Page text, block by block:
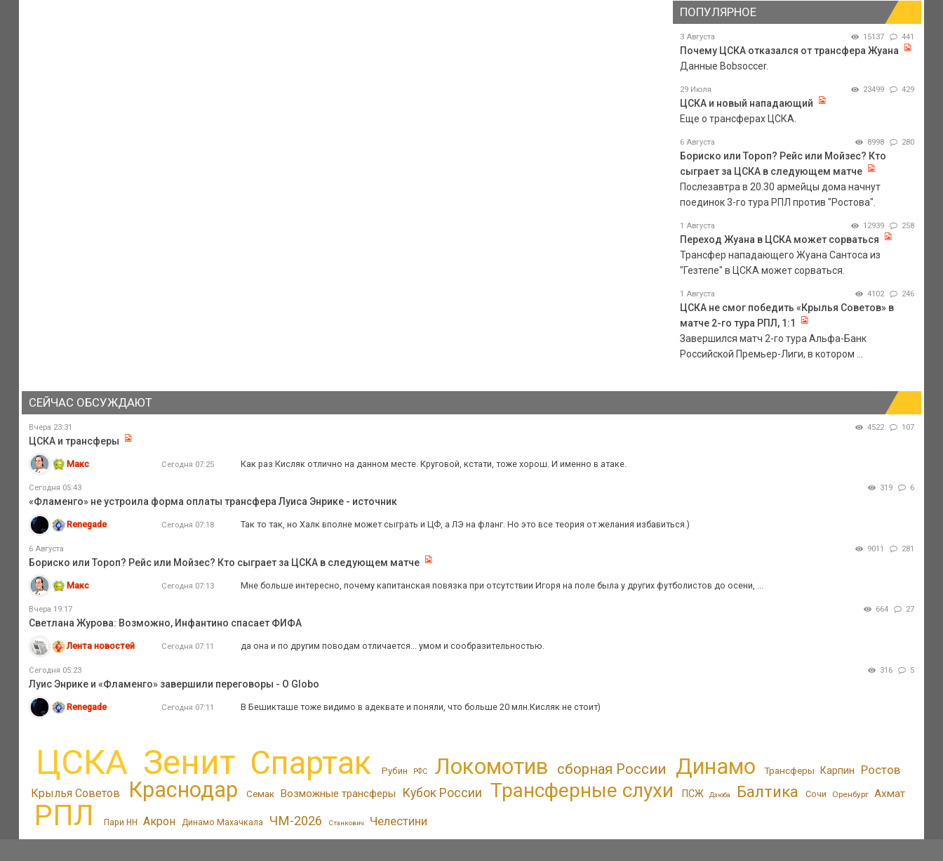
ПОПУЛЯРНОЕ
3 Августа 15137 441
Почему ЦСКА отказался от трансфера Жуана
Данные Bobsoccer.
29 Июля 23499 429
ЦСКА и новый нападающий
Еще о трансферах ЦСКА.
6 Августа 8998 280
Бориско или Тороп? Рейс или Мойзес? Кто
сыграет за ЦСКА в следующем матче
Послезавтра в 20.30 армейцы дома начнут
поединок 3-го тура РПЛ против "Ростова".
1 Августа 12939 258
Переход Жуана в ЦСКА может сорваться
Трансфер нападающего Жуана Сантоса из
"Гезтепе" в ЦСКА может сорваться.
1 Августа 4102 246
ЦСКА не смог победить «Крылья Советов» в
матче 2-го тура РПЛ, 1:1
Завершился матч 2-го тура Альфа-Банк
Российской Премьер-Лиги, в котором ...
СЕЙЧАС ОБСУЖДАЮТ
Вчера 23:31 4522 107
ЦСКА и трансферы
Макс Сегодня 07:25 Как раз Кисляк отлично на данном месте. Круговой, кстати, тоже хорош. И именно в атаке.
Сегодня 05:43 319 6
«Фламенго» не устроила форма оплаты трансфера Луиса Энрике - источник
Renegade Сегодня 07:18 Так то так, но Халк вполне может сыграть и ЦФ, а ЛЭ на фланг. Но это все теория от желания избавиться.)
6 Августа 9011 281
Бориско или Тороп? Рейс или Мойзес? Кто сыграет за ЦСКА в следующем матче
Макс Сегодня 07:13 Мне больше интересно, почему капитанская повязка при отсутствии Игоря на поле была у других футболистов до осени, ...
Вчера 19:17 664 27
Светлана Журова: Возможно, Инфантино спасает ФИФА
Лента новостей Сегодня 07:11 да она и по другим поводам отличается... умом и сообразительностью.
Сегодня 05:23 316 5
Луис Энрике и «Фламенго» завершили переговоры - O Globo
Renegade Сегодня 07:11 В Бешикташе тоже видимо в адеквате и поняли, что больше 20 млн.Кисляк не стоит)
ЦСКА Зенит Спартак Рубин РФС Локомотив сборная России Динамо Трансферы Карпин Ростов
Крылья Советов Краснодар Семак Возможные трансферы Кубок России Трансферные слухи ПСЖ Дзюба Балтика Сочи Оренбург Ахмат
РПЛ Пари НН Акрон Динамо Махачкала ЧМ-2026 Станкович Челестини